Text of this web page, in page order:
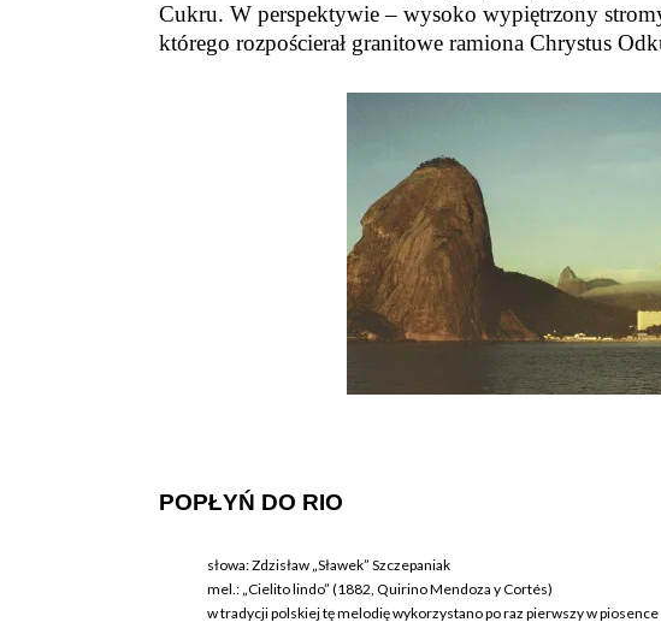
Cukru. W perspektywie – wysoko wypiętrzony
którego rozpościerał granitowe ramiona Chrystus
POPŁYŃ DO RIO
słowa: Zdzisław „Sławek” Szczepaniak
mel.: „Cielito lindo” (1882, Quirino Mendoza y Cortés)
w tradycji polskiej tę melodię wykorzystano po raz pierwszy w piosence